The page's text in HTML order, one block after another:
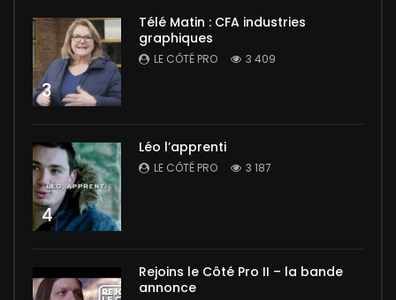
3
Télé Matin : CFA industries
graphiques
LE CÔTÉ PRO 3 409
4
Léo l’apprenti
LE CÔTÉ PRO 3 187
Rejoins le Côté Pro II – la bande
annonce